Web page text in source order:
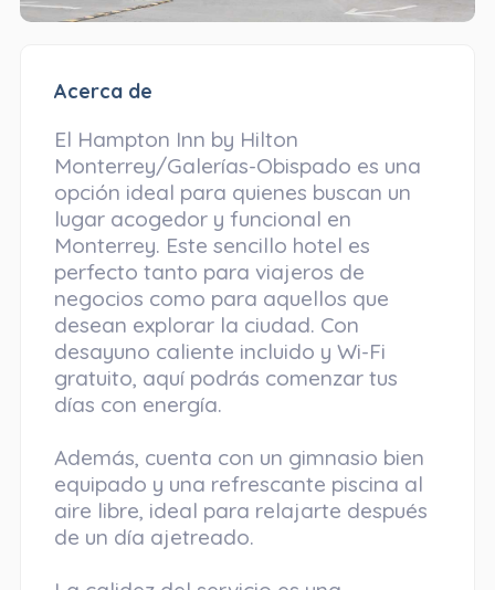
Acerca de
El Hampton Inn by Hilton
Monterrey/Galerías-Obispado es una
opción ideal para quienes buscan un
lugar acogedor y funcional en
Monterrey. Este sencillo hotel es
perfecto tanto para viajeros de
negocios como para aquellos que
desean explorar la ciudad. Con
desayuno caliente incluido y Wi-Fi
gratuito, aquí podrás comenzar tus
días con energía.
Además, cuenta con un gimnasio bien
equipado y una refrescante piscina al
aire libre, ideal para relajarte después
de un día ajetreado.